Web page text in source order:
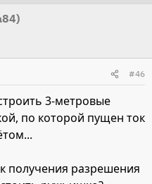
#46
3-метровые
по которой пущен ток
получения разрешения